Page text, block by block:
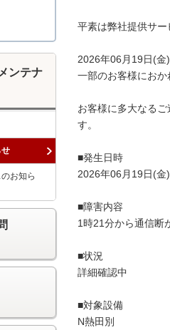
平素は弊社提供サー
2026年06月19日(金
一部のお客様におか
お客様に多大なる
す。
■発生日時
2026年06月19日(金
■障害内容
1時21分から通信断
■状況
詳細確認中
■対象設備
N熱田別
ンテナ
お知ら